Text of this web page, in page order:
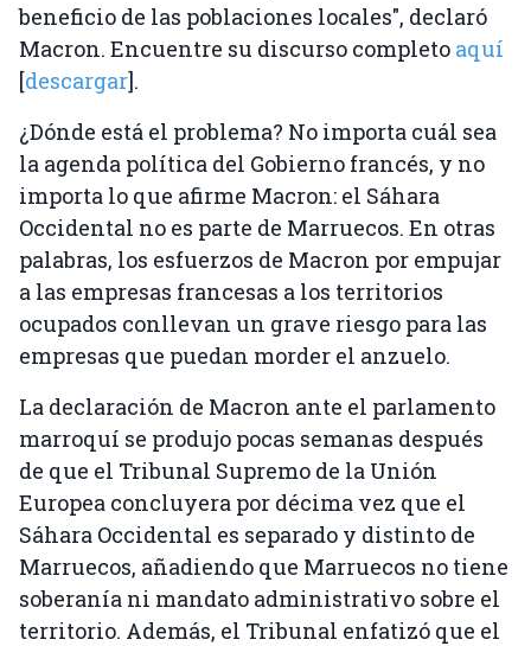
beneficio de las poblaciones locales", declaró
Macron. Encuentre su discurso completo aquí
[descargar].
¿Dónde está el problema? No importa cuál sea
la agenda política del Gobierno francés, y no
importa lo que afirme Macron: el Sáhara
Occidental no es parte de Marruecos. En otras
palabras, los esfuerzos de Macron por empujar
a las empresas francesas a los territorios
ocupados conllevan un grave riesgo para las
empresas que puedan morder el anzuelo.
La declaración de Macron ante el parlamento
marroquí se produjo pocas semanas después
de que el Tribunal Supremo de la Unión
Europea concluyera por décima vez que el
Sáhara Occidental es separado y distinto de
Marruecos, añadiendo que Marruecos no tiene
soberanía ni mandato administrativo sobre el
territorio. Además, el Tribunal enfatizó que el